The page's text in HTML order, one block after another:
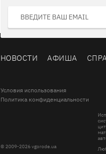
НОВОСТИ АФИША
Условия использования
Политика конфиденциальности
© 2009-2026 vgorode.ua